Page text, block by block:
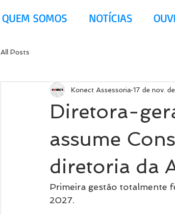
QUEM SOMOS NOTÍCIAS
All Posts
Diretora-
assume
diretoria da
Konect Assessoria 17 de nov.
Primeira gestão totalmente
2027.